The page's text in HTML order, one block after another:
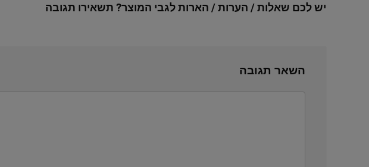
יש לכם שאלות / הערות / הארות לגבי המוצר? תשאירו תגובה
השאר תגובה